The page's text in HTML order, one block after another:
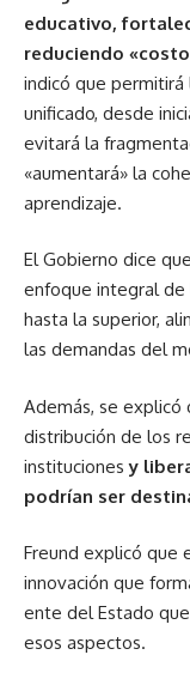
educativo,
reduciendo
indicó que permitirá
unificado, desde
evitará la
«aumentará» la
aprendizaje.
El Gobierno dice
enfoque integral de
hasta la superior,
las demandas del
Además, se explicó
distribución de los
institucionesy
podrían ser
Freund explicó que
innovación que
ente del Estado
esos aspectos.